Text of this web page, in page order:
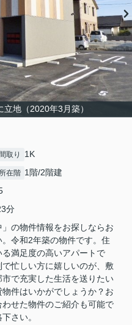
立地（2020年3月築）
間取り 1K
所在階 1階/2階建
分
」の物件情報をお探しならお
令和2年築の物件です。住
満足度の高いアパートで
忙しい方に嬉しいのが、敷
で充実した生活を送りたい
件はいかがでしょうか？お
せた物件のご紹介も可能で
さい。